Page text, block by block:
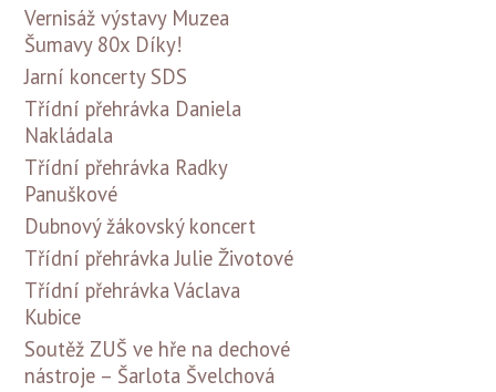
Vernisáž výstavy Muzea
Šumavy 80x Díky!
Jarní koncerty SDS
Třídní přehrávka Daniela
Nakládala
Třídní přehrávka Radky
Panuškové
Dubnový žákovský koncert
Třídní přehrávka Julie Životové
Třídní přehrávka Václava
Kubice
Soutěž ZUŠ ve hře na dechové
nástroje – Šarlota Švelchová